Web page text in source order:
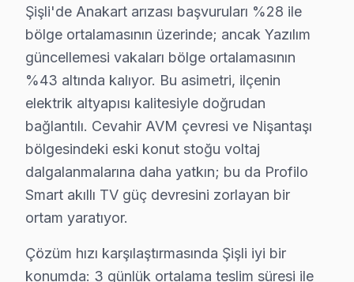
Neden Şişli'de Profilo teknik desteği Tercih
Şişli Profilo TV Ekran Anakart Profesyonel Servis ve Tamir
Şişli'da Profilo TV'niz bozulduğunda aklınıza birkaç
• Şişli'de 25+ sertifikalı teknisyen Profilo TV
• Şişli'de sadece orijinal parça kullanıyoruz. aynı
• Termal kamera ve osiloskop kullanarak arızalı
Müşterilerimiz genelde şunu soruyor:, Cevahir AVM,
Şişli × Profilo: Yerel İçerik ve Deneyim
karma yapılaşmalı konut dokusunun hakim olduğu
Şişli'de Anakart arızası başvuruları %28 ile
bölge ortalamasının üzerinde; ancak Yazılım
güncellemesi vakaları bölge ortalamasının
%43 altında kalıyor. Bu asimetri, ilçenin
elektrik altyapısı kalitesiyle doğrudan
bağlantılı. Cevahir AVM çevresi ve Nişantaşı
bölgesindeki eski konut stoğu voltaj
dalgalanmalarına daha yatkın; bu da Profilo
Smart akıllı TV güç devresini zorlayan bir
ortam yaratıyor.
Çözüm hızı karşılaştırmasında Şişli iyi bir
konumda: 3 günlük ortalama teslim süresi ile